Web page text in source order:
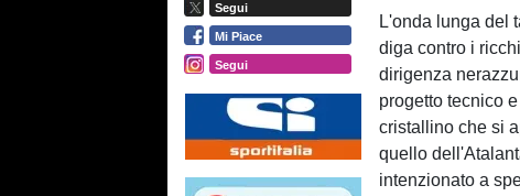
Segui
Mi Piace
Segui
L'onda lunga del
diga contro i
dirigenza
progetto tecnico
cristallino che si
quello
intenzionato a